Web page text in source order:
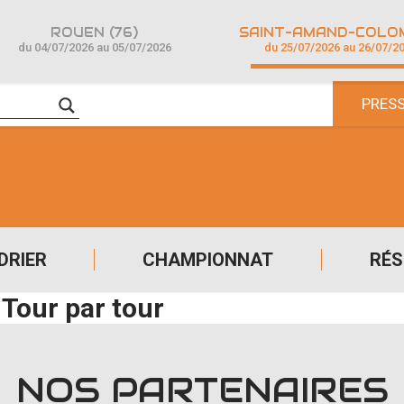
CHAMPIONNAT
ROUEN (76)
du 04/07/2026 au 05/07/2026 du 25/07/2026 au 26/07/
par tour
NOS PARTENAIRES